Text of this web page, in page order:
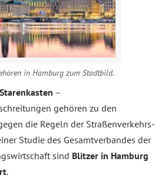
in Hamburg zum Stadtbild.
–
gehören zu den
die Regeln der Straßenverkehrs-
Studie des Gesamtverbandes der
sind Blitzer in Hamburg
.